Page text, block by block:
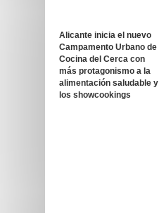
Alicante inicia el nuevo
Campamento Urbano de
Cocina del Cerca con
más protagonismo a la
alimentación saludable y
los showcookings